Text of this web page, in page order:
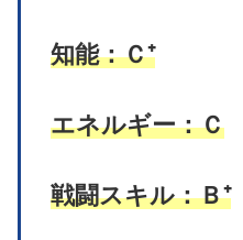
知能：Ｃ⁺
エネルギー：Ｃ
戦闘スキル：Ｂ⁺